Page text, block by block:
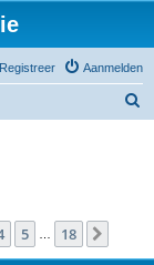
Aanmelden
Registreer
5 18